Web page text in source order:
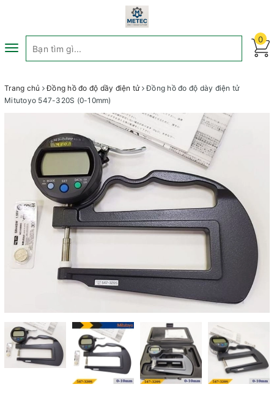
Toggle
navigation
0
Trang chủ Đồng hồ đo độ dầy điện tử
Đồng hồ đo độ dày điện tử
Mitutoyo 547-320S (0-10mm)